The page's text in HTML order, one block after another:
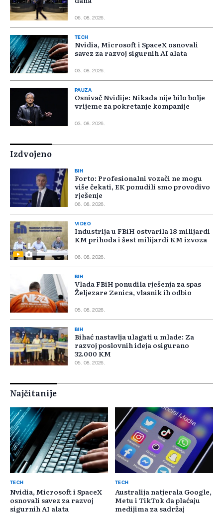
06. 08. 2026.
TECH
Nvidia, Microsoft i SpaceX osnovali
savez za razvoj sigurnih AI alata
03. 08. 2026.
PAUZA
Osnivač Nvidije: Nikada nije bilo bolje
vrijeme za pokretanje kompanije
03. 08. 2026.
Izdvojeno
BIH
Forto: Profesionalni vozači ne mogu
više čekati, EK ponudili smo provodivo
rješenje
06. 08. 2026.
VIDEO
Industrija u FBiH ostvarila 18 milijardi
KM prihoda i šest milijardi KM izvoza
06. 08. 2026.
BIH
Vlada FBiH ponudila rješenja za spas
Željezare Zenica, vlasnik ih odbio
05. 08. 2026.
BIH
Bihać nastavlja ulagati u mlade: Za
razvoj poslovnih ideja osigurano
32.000 KM
05. 08. 2026.
Najčitanije
TECH
Nvidia, Microsoft i SpaceX
osnovali savez za razvoj
sigurnih AI alata
TECH
Australija natjerala Google,
Metu i TikTok da plaćaju
medijima za sadržaj